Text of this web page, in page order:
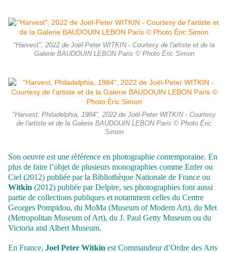
"Harvest", 2022 de Joël-Peter WITKIN - Courtesy de l'artiste et de la
Galerie BAUDOUIN LEBON Paris © Photo Éric Simon
"Harvest, Philadelphia, 1984", 2022 de Joël-Peter WITKIN - Courtesy
de l'artiste et de la Galerie BAUDOUIN LEBON Paris © Photo Éric
Simon
Son oeuvre est une référence en photographie contemporaine. En
plus de faire l’objet de plusieurs monographies comme Enfer ou
Ciel (2012) publiée par la Bibliothèque Nationale de France ou
Witkin (2012) publiée par Delpire, ses photographies font aussi
partie de collections publiques et notamment celles du Centre
Georges Pompidou, du MoMa (Museum of Modern Art), du Met
(Metropolitan Museum of Art), du J. Paul Getty Museum ou du
Victoria and Albert Museum.
En France, Joel Peter Witkin est Commandeur d’Ordre des Arts